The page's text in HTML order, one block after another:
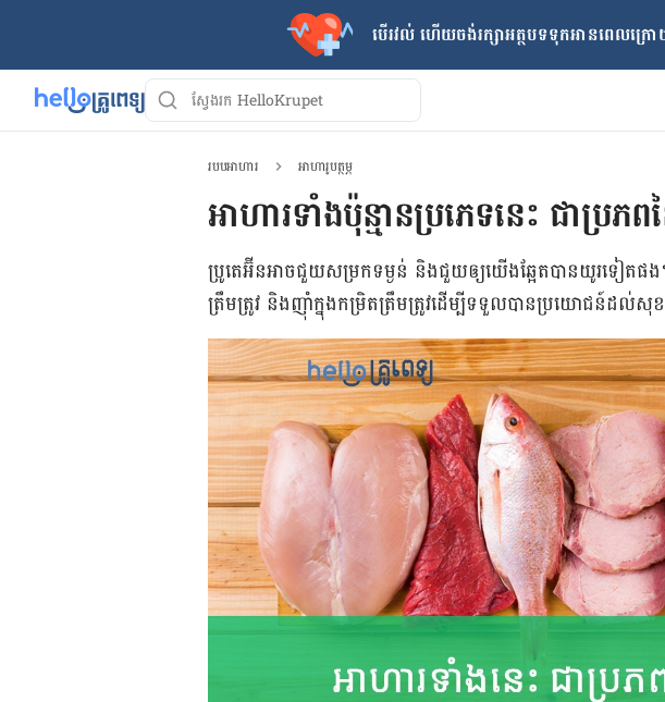
បើរវល់ ហើយចង់​រក្សាអត្ថបទទុកអានពេលក្
របបអាហារ អាហារូបត្ថម្ភ
អាហារទាំងប៉ុន្មានប្រភេទនេះ ជាប្រភ
ប្រូតេអ៊ីន​អាច​ជួយសម្រក​ទម្ងន់​ និង​ជួយ​ឲ្យ​យើង​ឆ្អែត​បាន​យូរ​ទៀត​ផង។
ត្រឹមត្រូវ និង​ញ៉ាំ​ក្នុង​កម្រិត​ត្រឹមត្រូវ​ដើម្បី​ទទួល​បាន​ប្រយោជន៍​ដល់​សុ